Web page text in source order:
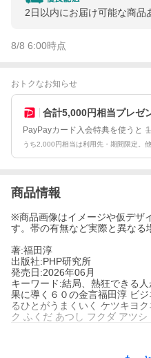
2日以内にお届け可能な商品
8/8 6:00時点
おトクなお知らせ
合計5,000円相当プレゼ
PayPayカード入会特典を使うと
うち2,000円相当は利用先・期間限定。
商品情報
※商品画像はイメージや仮デザ
す。帯の有無など実際と異なる
著:福田淳
出版社:PHP研究所
発売日:2026年06月
キーワード:結局、熱狂できる
果に導く６０の金言福田淳 ビ
るひとがうまくいく ケツキヨ
ク ふくだ あつし フクダ アツシ